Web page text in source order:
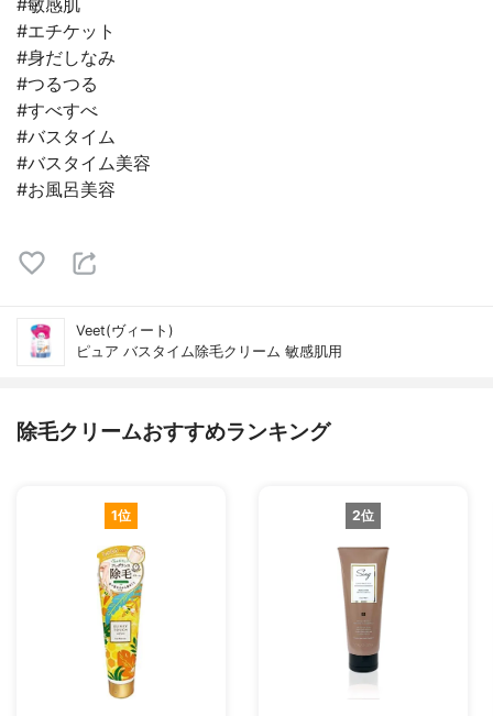
#敏感肌
#エチケット
#身だしなみ
#つるつる
#すべすべ
#バスタイム
#バスタイム美容
#お風呂美容
Veet(ヴィート)
ピュア バスタイム除毛クリーム 敏感肌用
除毛クリームおすすめランキング
1位 2位